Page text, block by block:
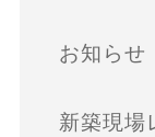
お知らせ
新築現場